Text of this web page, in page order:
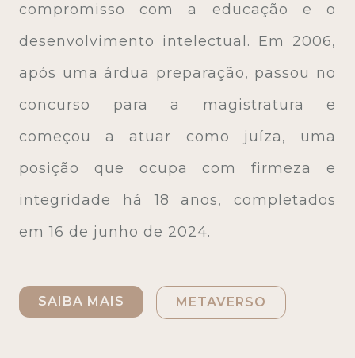
compromisso com a educação e o
desenvolvimento intelectual. Em 2006,
após uma árdua preparação, passou no
concurso para a magistratura e
começou a atuar como juíza, uma
posição que ocupa com firmeza e
integridade há 18 anos, completados
em 16 de junho de 2024.
SAIBA MAIS METAVERSO